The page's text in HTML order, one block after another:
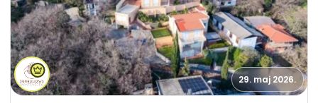
29. maj 2026.